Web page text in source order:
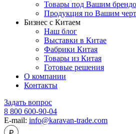
Товары под Вашим
Продукция по Вашим
Бизнес с Китаем
Наш блог
Выставки в Китае
Фабрики Китая
Товары из Китая
Готовые решения
О компании
Контакты
Задать вопрос
8 800 600-90-04
E-mail: info@karavan-trade.com